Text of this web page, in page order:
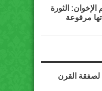
الثورة
مرفوعة
القرن